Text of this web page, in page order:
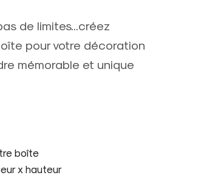
de limites...créez
pour votre décoration
mémorable et unique
boîte
x hauteur